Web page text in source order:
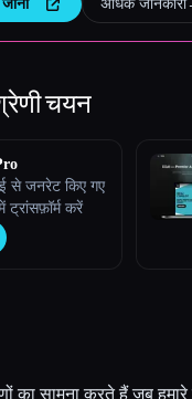
अधिक जानकारी
चयन
से जनरेट किए गए
करें
का सामना करते हैं जब